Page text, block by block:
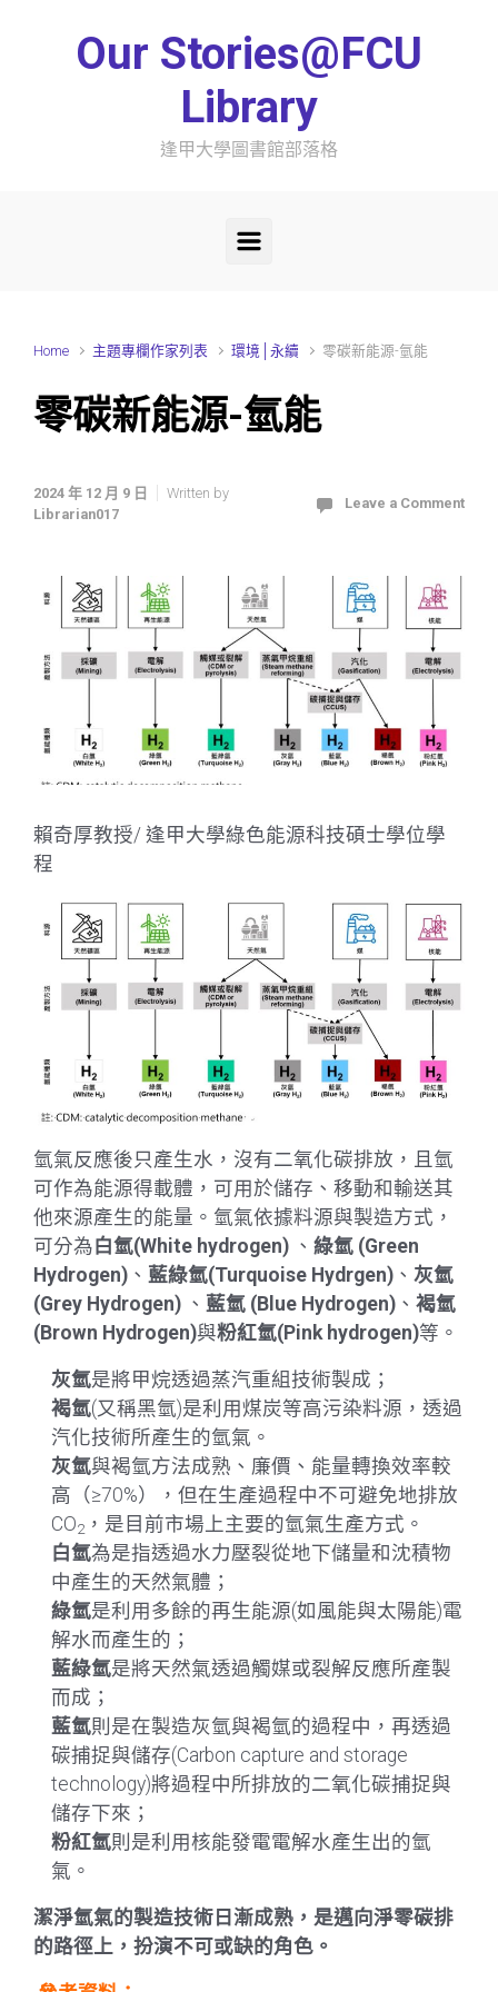
Our Stories@FCU
Library
逢甲大學圖書館部落格
Home 主題專欄作家列表 環境│永續 零碳新能源-氫能
零碳新能源-氫能
2024 年 12 月 9 日
Written by
Librarian017
Leave a Comment
賴奇厚教授/ 逢甲大學綠色能源科技碩士學位學
程
氫氣反應後只產生水，沒有二氧化碳排放，且氫
可作為能源得載體，可用於儲存、移動和輸送其
他來源產生的能量。氫氣依據料源與製造方式，
可分為白氫(White hydrogen) 、 綠氫 (Green
Hydrogen) 、 藍綠氫(Turquoise Hydrgen) 、 灰氫
(Grey Hydrogen) 、 藍氫 (Blue Hydrogen) 、 褐氫
(Brown Hydrogen)與粉紅氫(Pink hydrogen)等。
灰氫是將甲烷透過蒸汽重組技術製成；
褐氫(又稱黑氫)是利用煤炭等高污染料源，透過
汽化技術所產生的氫氣。
灰氫與褐氫方法成熟、廉價、能量轉換效率較
高（≥70%），但在生產過程中不可避免地排放
CO2 ，是目前市場上主要的氫氣生產方式。
白氫為是指透過水力壓裂從地下儲量和沈積物
中產生的天然氣體；
綠氫是利用多餘的再生能源(如風能與太陽能)電
解水而產生的；
藍綠氫是將天然氣透過觸媒或裂解反應所產製
而成；
藍氫則是在製造灰氫與褐氫的過程中，再透過
碳捕捉與儲存(Carbon capture and storage
technology)將過程中所排放的二氧化碳捕捉與
儲存下來；
粉紅氫則是利用核能發電電解水產生出的氫
氣。
潔淨氫氣的製造技術日漸成熟，是邁向淨零碳排
的路徑上，扮演不可或缺的角色。